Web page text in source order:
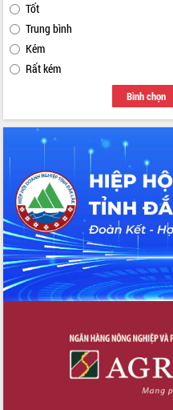
Tốt
Trung bình
Kém
Rất kém
Bình chọn